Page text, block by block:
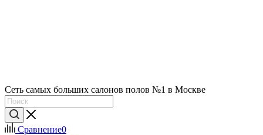
Сеть самых больших салонов полов №1 в Москве
Сравнение0